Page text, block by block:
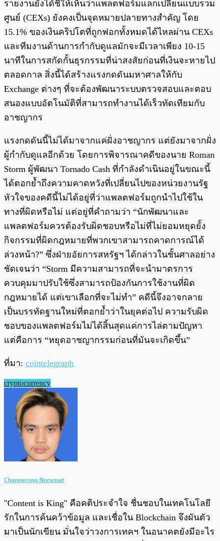
รายงานยังได้ชี้ให้เห็นว่าแพลตฟอร์มแลกเปลี่ยนแบบรวม
ศูนย์ (CEXs) ยังคงเป็นจุดหมายปลายทางสำคัญ โดย
15.1% ของเงินคริปโตที่ถูกฟอกทั้งหมดได้ไหลผ่าน CEXs
และทีมงานด้านการกำกับดูแลมักจะมีเวลาเพียง 10-15
นาทีในการสกัดกั้นธุรกรรมที่น่าสงสัยก่อนที่เงินจะหายไป
ตลอดกาล สิ่งนี้ได้สร้างแรงกดดันมหาศาลให้กับ
Exchange ต่างๆ ที่จะต้องพัฒนาระบบตรวจสอบและตอบ
สนองแบบอัตโนมัติที่สามารถทำงานได้เร็วทัดเทียมกับ
อาชญากร
แรงกดดันนี้ไม่ได้มาจากแค่ฝั่งอาชญากร แต่ยังมาจากฝั่ง
ผู้กำกับดูแลอีกด้วย โดยการพิจารณาคดีของนาย Roman
Storm ผู้พัฒนา Tornado Cash ที่กำลังดำเนินอยู่ในขณะนี้
ได้ตอกย้ำถึงความคาดหวังที่เปลี่ยนไปของหน่วยงานรัฐ
หัวใจของคดีนี้ไม่ได้อยู่ที่ว่าแพลตฟอร์มถูกนำไปใช้ใน
ทางที่ผิดหรือไม่ แต่อยู่ที่คำถามว่า “นักพัฒนาและ
แพลตฟอร์มควรต้องรับผิดชอบหรือไม่ที่ไม่ยอมหยุดยั้ง
กิจกรรมที่ผิดกฎหมายที่พวกเขาสามารถคาดการณ์ได้
ล่วงหน้า?” ซึ่งฝ่ายอัยการสหรัฐฯ ได้กล่าวในชั้นศาลอย่าง
ชัดเจนว่า “Storm มีความสามารถที่จะนำมาตรการ
ควบคุมมาปรับใช้ซึ่งสามารถป้องกันการใช้งานที่ผิด
กฎหมายได้ แต่เขาเลือกที่จะไม่ทำ” คดีนี้จึงอาจกลาย
เป็นบรรทัดฐานใหม่ที่ตอกย้ำว่าในยุคต่อไป ความรับผิด
ชอบของแพลตฟอร์มไม่ได้สิ้นสุดแค่การไล่ตามปัญหา
แต่คือการ “หยุดอาชญากรรมก่อนที่มันจะเกิดขึ้น”
ที่มา: cointelegraph
cryptocurrency
Channarong Noramat
"Content is King" คือคติประจำใจ ชื่นชอบในเทคโนโลยี
รักในการค้นคว้าข้อมูล และเชื่อใน Blockchain จึงผันตัว
มาเป็นนักเขียน มั่นใจว่าวงการเทคฯ ในอนาคตยังมีอะไร